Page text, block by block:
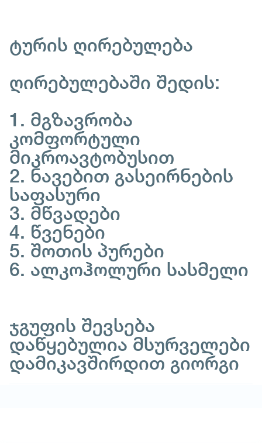
ტურის ღირებულება
ღირებულებაში შედის:
1. მგზავრობა
კომფორტული
მიკროავტობუსით
2. ნავებით გასეირნების
საფასური
3. მწვადები
4. წვენები
5. შოთის პურები
6. ალკოჰოლური სასმელი
ჯგუფის შევსება
დაწყებულია მსურველები
დამიკავშირდით გიორგი